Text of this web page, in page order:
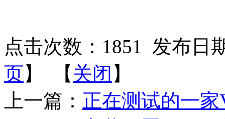
点击次数： 1851
发布日
页】 【 关闭 】
上一篇： 正在测试的一家